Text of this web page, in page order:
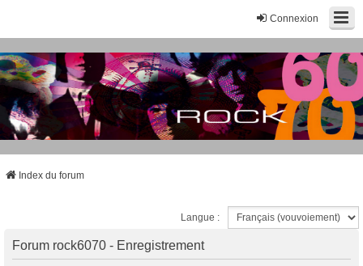
Connexion
Index du forum
Langue :
Forum rock6070 - Enregistrement